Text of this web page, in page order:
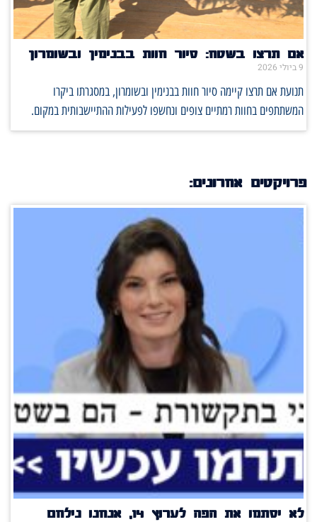
אם תרצו בשטח: סיור חוות בבנימין ובשומרון
9 ביולי 2026
תנועת אם תרצו קיימה סיור חוות בבנימין ובשומרון, במסגרתו ביקרו
המשתתפים בחוות רמתיים צופים ונחשפו לפעילות ההתיישבותית במקום.
פרויקטים אחרונים:
לא יסתמו את הפה לערוץ 14, אנחנו נילחם